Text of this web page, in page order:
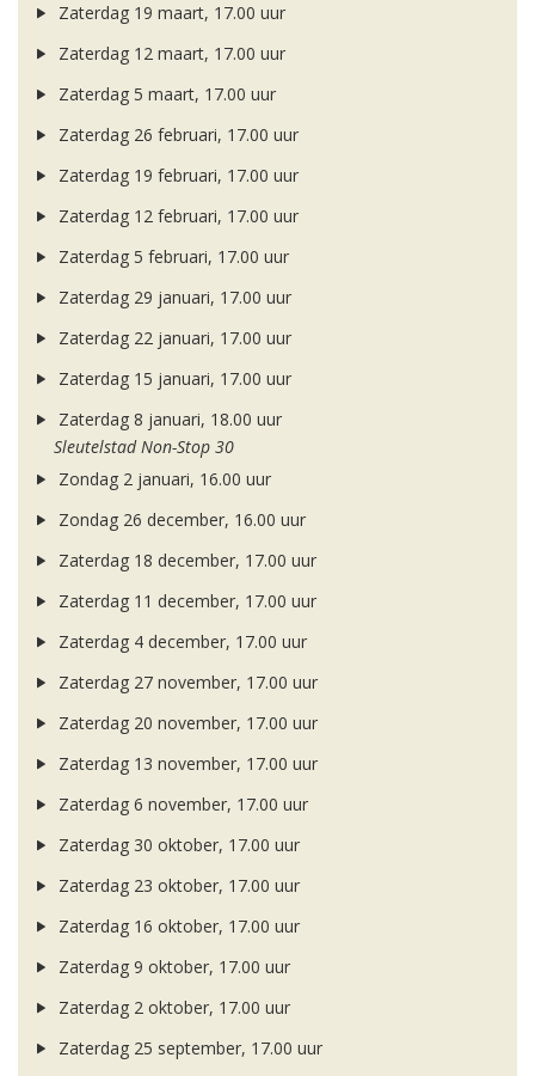
Zaterdag 19 maart, 17.00 uur
Zaterdag 12 maart, 17.00 uur
Zaterdag 5 maart, 17.00 uur
Zaterdag 26 februari, 17.00 uur
Zaterdag 19 februari, 17.00 uur
Zaterdag 12 februari, 17.00 uur
Zaterdag 5 februari, 17.00 uur
Zaterdag 29 januari, 17.00 uur
Zaterdag 22 januari, 17.00 uur
Zaterdag 15 januari, 17.00 uur
Zaterdag 8 januari, 18.00 uur
Sleutelstad Non-Stop 30
Zondag 2 januari, 16.00 uur
Zondag 26 december, 16.00 uur
Zaterdag 18 december, 17.00 uur
Zaterdag 11 december, 17.00 uur
Zaterdag 4 december, 17.00 uur
Zaterdag 27 november, 17.00 uur
Zaterdag 20 november, 17.00 uur
Zaterdag 13 november, 17.00 uur
Zaterdag 6 november, 17.00 uur
Zaterdag 30 oktober, 17.00 uur
Zaterdag 23 oktober, 17.00 uur
Zaterdag 16 oktober, 17.00 uur
Zaterdag 9 oktober, 17.00 uur
Zaterdag 2 oktober, 17.00 uur
Zaterdag 25 september, 17.00 uur